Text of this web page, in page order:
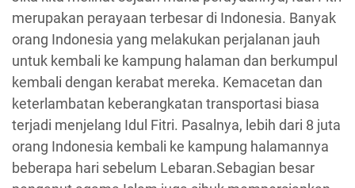
merupakan perayaan terbesar di Indonesia. Banyak
orang Indonesia yang melakukan perjalanan jauh
untuk kembali ke kampung halaman dan berkumpul
kembali dengan kerabat mereka. Kemacetan dan
keterlambatan keberangkatan transportasi biasa
terjadi menjelang Idul Fitri. Pasalnya, lebih dari 8 juta
orang Indonesia kembali ke kampung halamannya
beberapa hari sebelum Lebaran.Sebagian besar